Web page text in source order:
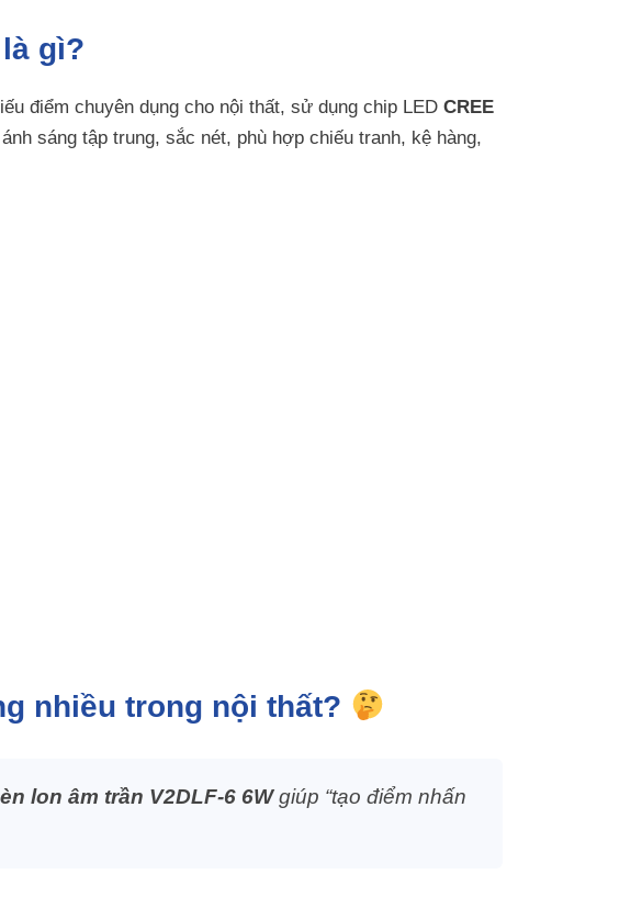
gì?
điểm chuyên dụng cho nội thất, sử dụng chip LED CREE
sáng tập trung, sắc nét, phù hợp chiếu tranh, kệ hàng,
nhiều trong nội thất?
lon âm trần V2DLF-6 6Wgiúp “tạo điểm nhấn